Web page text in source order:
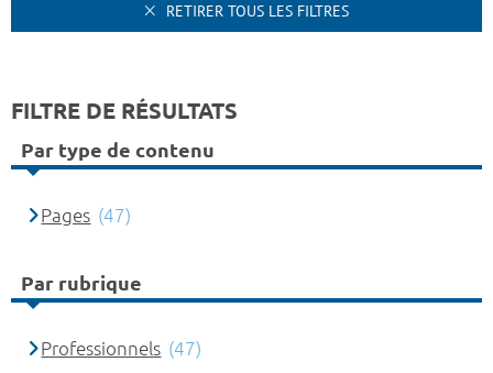
RETIRER TOUS LES FILTRES
FILTRE DE RÉSULTATS
Par type de contenu
Pages (47)
Par rubrique
Professionnels (47)